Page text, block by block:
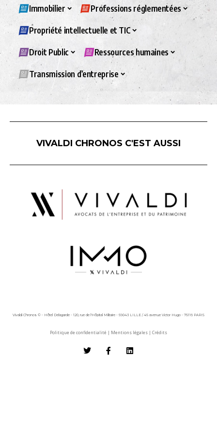
Immobilier Professions réglementées
Propriété intellectuelle et TIC
Droit Public Ressources humaines
Transmission d’entreprise
VIVALDI CHRONOS C'EST AUSSI
Vivaldi Chronos © - Hôtel Delagarde - 120, rue de l'Hôpital Militaire - 59043 LILLE / 45 avenue Victor Hugo - 75116 PARIS
Politique de confidentialité | Mentions légales | Crédits